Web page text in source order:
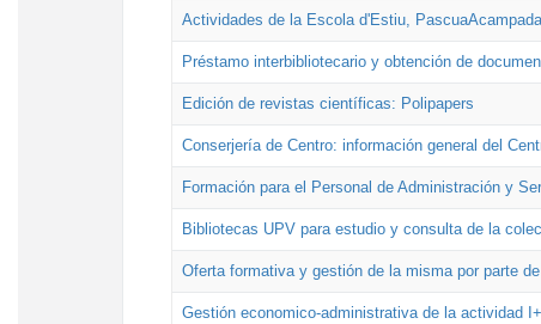
Actividades de la Escola d'Estiu,
Préstamo interbibliotecario y obtención de
Edición de revistas científicas: Polipapers
Conserjería de Centro: información general del
Formación para el Personal de Administración y
Bibliotecas UPV para estudio y consulta de la
Oferta formativa y gestión de la misma por parte
Gestión economico-administrativa de la actividad